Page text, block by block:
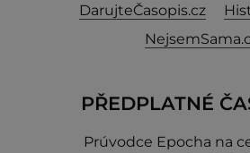
DarujteČasopis.cz
PŘEDPLATNÉ
Prúvodce Epocha na